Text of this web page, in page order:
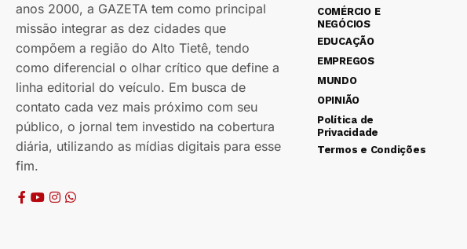
anos 2000, a GAZETA tem como principal
missão integrar as dez cidades que
compõem a região do Alto Tietê, tendo
como diferencial o olhar crítico que define a
linha editorial do veículo. Em busca de
contato cada vez mais próximo com seu
público, o jornal tem investido na cobertura
diária, utilizando as mídias digitais para esse
fim.
COMÉRCIO E
NEGÓCIOS
EDUCAÇÃO
EMPREGOS
MUNDO
OPINIÃO
Política de
Privacidade
Termos e Condições